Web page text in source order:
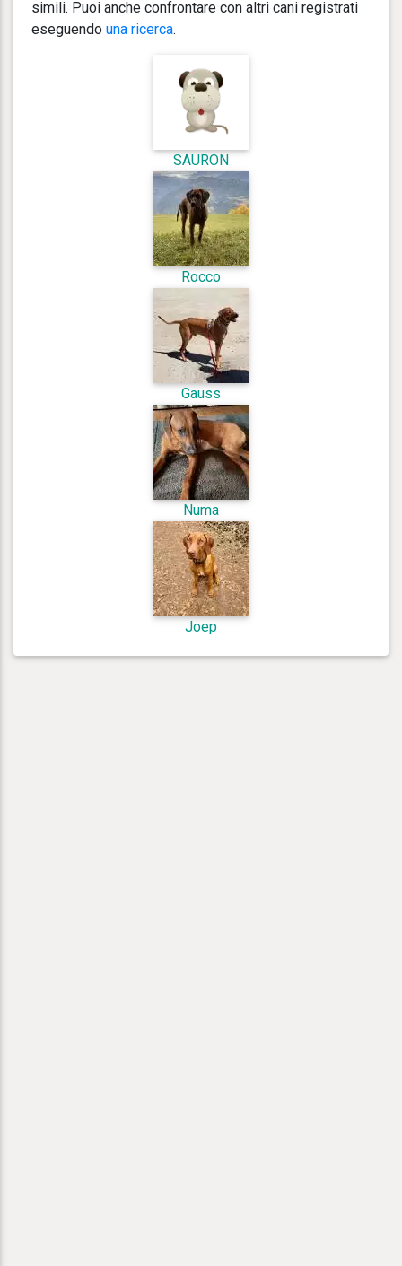
simili. Puoi anche confrontare con altri cani registrati
eseguendo una ricerca.
SAURON
Rocco
Gauss
Numa
Joep